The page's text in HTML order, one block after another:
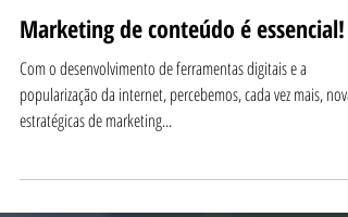
Marketing de conteúdo é essencial!
Com o desenvolvimento de ferramentas digitais e a
estratégicas de marketing...